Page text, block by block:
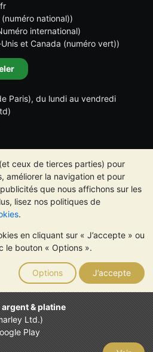
ceux de tierces parties) pour
améliorer la navigation et pour
que nous affichons sur les
lisez nos politiques de
.
en cliquant sur « J’accepte » ou
le bouton « Options ».
Options J’accepte
& platine
Ltd.)
Play
national))
international)
et Canada (numéro vert))
Paris), du lundi au vendredi
des métaux précieux peut aussi
Les tendances historiques ne
des cours. Rien sur les sites
ses communications ne
Demander l'avis d'un
pour déterminer si la possession
Bretagne (numéro 4943684)